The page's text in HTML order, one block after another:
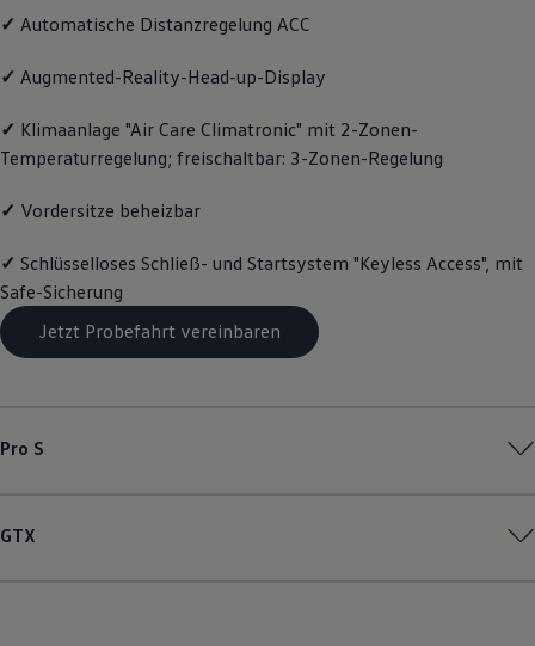
Motorenöl und Flüssigkeiten
Räder und Reifen
Economy Service
Zubehör
Modellspezifisches Zubehör
Schutz und Pflege
Entertainment und Elektronik
Wallbox und Ladekabel
Digitale Extras
Volkswagen Apps, Login und Shop
Handy und Fahrzeug verbinden
Updates für Software, Karten und Radio
✓ Automatische Distanzregelung ACC
✓ Augmented-Reality-Head-up-Display
✓ Klimaanlage "Air Care Climatronic" mit 2-Zonen-
Temperaturregelung; freischaltbar: 3-Zonen-Regelung
✓ Vordersitze beheizbar
✓ Schlüsselloses Schließ- und Startsystem "Keyless Access", mit
Safe-Sicherung
Jetzt Probefahrt vereinbaren
Pro S
GTX